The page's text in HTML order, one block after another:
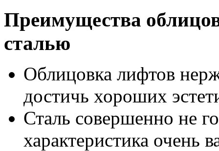
Преимущества
сталью
Облицовка лифтов
достичь хороших
Сталь совершенно не
характеристика очень